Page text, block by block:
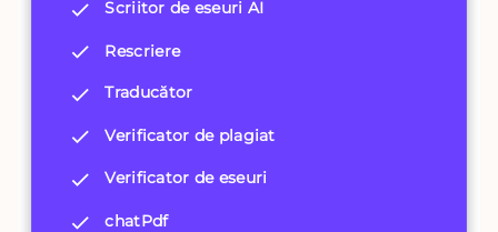
Scriitor de eseuri AI
Rescriere
Traducător
Verificator de plagiat
Verificator de eseuri
chatPdf